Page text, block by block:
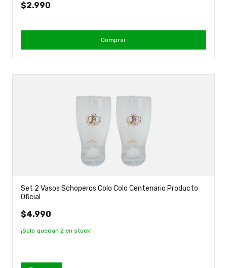
$2.990
Comprar
Set 2 Vasos Schoperos Colo Colo Centenario Producto
Oficial
$4.990
¡Solo quedan 2 en stock!